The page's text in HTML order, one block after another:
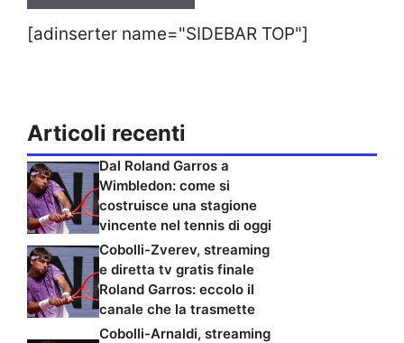
[adinserter name="SIDEBAR TOP"]
Articoli recenti
Dal Roland Garros a
Wimbledon: come si
costruisce una stagione
vincente nel tennis di oggi
Cobolli-Zverev, streaming
e diretta tv gratis finale
Roland Garros: eccolo il
canale che la trasmette
Cobolli-Arnaldi, streaming